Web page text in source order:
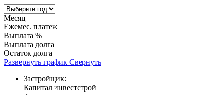
Месяц
Ежемес. платеж
Выплата %
Выплата долга
Остаток долга
Развернуть график Свернуть
Застройщик:
Капитал инвестстрой